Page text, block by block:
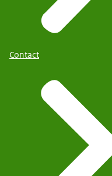
Contact